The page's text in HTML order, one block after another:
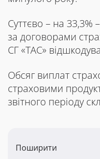
Суттєво – на 33,3%
за договорами
СГ «ТАС»
Обсяг виплат
страховими
звітного періоду
Поширити